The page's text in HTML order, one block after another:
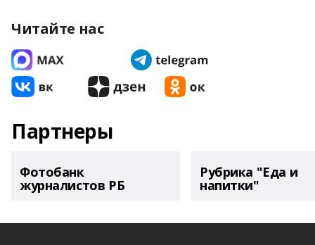
Читайте нас
Партнеры
Фотобанк
журналистов РБ
Рубрика "Еда и
напитки"